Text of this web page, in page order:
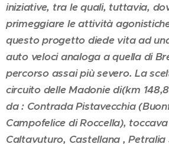
iniziative, tra le quali, tuttavia,
primeggiare le attività
questo progetto diede vita ad
auto veloci analoga a quella di
percorso assai più severo. La
circuito delle Madonie di(km
da : Contrada Pistavecchia
Campofelice di Roccella),
Caltavuturo, Castellana ,